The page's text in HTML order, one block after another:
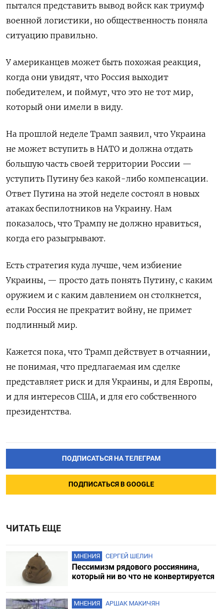
пытался представить вывод войск как триумф
военной логистики, но общественность поняла
ситуацию правильно.
У американцев может быть похожая реакция,
когда они увидят, что Россия выходит
победителем, и поймут, что это не тот мир,
который они имели в виду.
На прошлой неделе Трамп заявил, что Украина
не может вступить в НАТО и должна отдать
большую часть своей территории России —
уступить Путину без какой-либо компенсации.
Ответ Путина на этой неделе состоял в новых
атаках беспилотников на Украину. Нам
показалось, что Трампу не должно нравиться,
когда его разыгрывают.
Есть стратегия куда лучше, чем избиение
Украины, — просто дать понять Путину, с каким
оружием и с каким давлением он столкнется,
если Россия не прекратит войну, не примет
подлинный мир.
Кажется пока, что Трамп действует в отчаянии,
не понимая, что предлагаемая им сделке
представляет риск и для Украины, и для Европы,
и для интересов США, и для его собственного
президентства.
ПОДПИСАТЬСЯ НА ТЕЛЕГРАМ
ПОДПИСАТЬСЯ В GOOGLE
ЧИТАТЬ ЕЩЕ
МНЕНИЯ СЕРГЕЙ ШЕЛИН
Пессимизм рядового россиянина,
который ни во что не конвертируется
МНЕНИЯ АРШАК МАКИЧЯН